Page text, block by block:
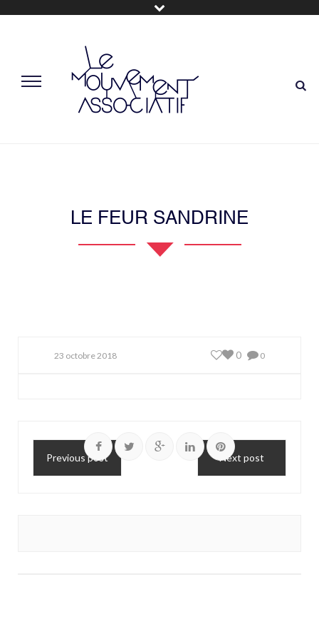
LE FEUR SANDRINE
23 octobre 2018 0
0
Previous post Next post